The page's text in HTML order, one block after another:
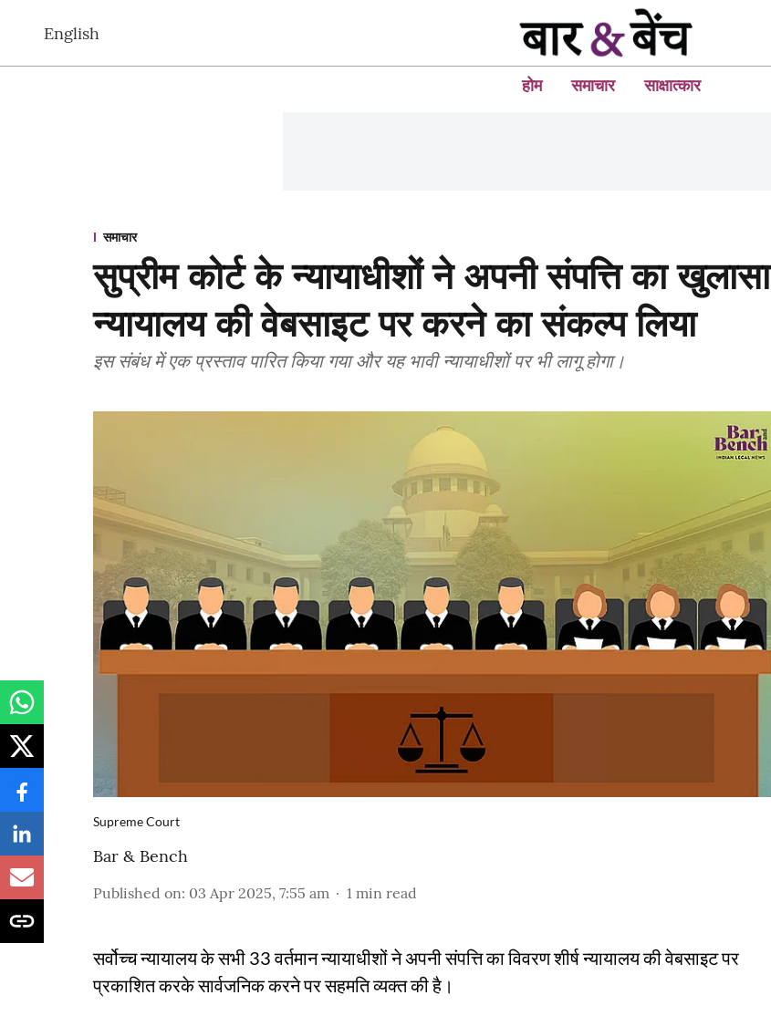
English
होम समाचार साक्षात्कार
समाचार
सुप्रीम कोर्ट के न्यायाधीशों ने अपनी संपत्ति का खुलासा
न्यायालय की वेबसाइट पर करने का संकल्प लिया
इस संबंध में एक प्रस्ताव पारित किया गया और यह भावी न्यायाधीशों पर भी लागू होगा।
Supreme Court
Bar & Bench
Published on: 03 Apr 2025, 7:55 am 1 min read
सर्वोच्च न्यायालय के सभी 33 वर्तमान न्यायाधीशों ने अपनी संपत्ति का विवरण शीर्ष न्यायालय की वेबसाइट पर
प्रकाशित करके सार्वजनिक करने पर सहमति व्यक्त की है।